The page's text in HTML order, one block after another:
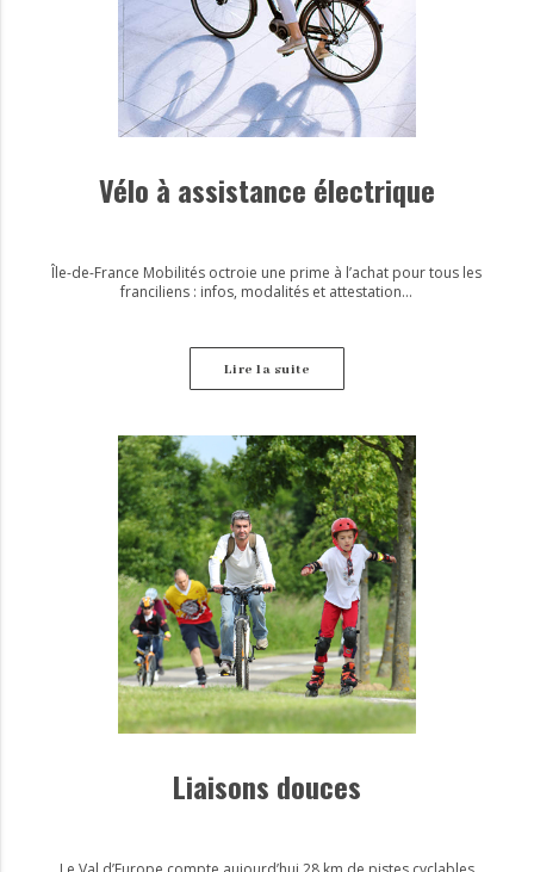
Vélo à assistance électrique
Île-de-France Mobilités octroie une prime à l’achat pour tous les
franciliens : infos, modalités et attestation...
Lire la suite
Liaisons douces